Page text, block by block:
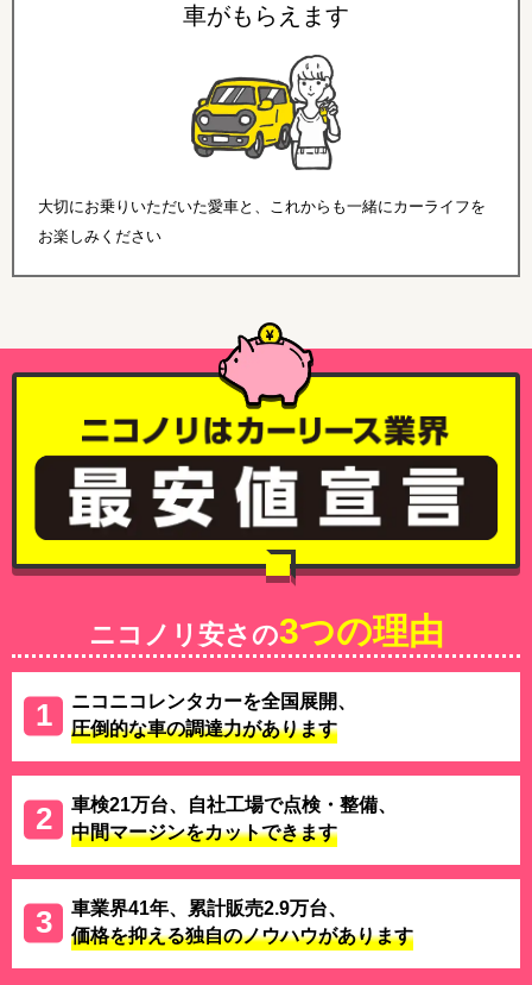
車がもらえます
大切にお乗りいただいた愛車と、これからも一緒にカーライフを
お楽しみください
ニコノリ安さの3つの理由
ニコニコレンタカーを全国展開、
圧倒的な車の調達力があります
車検21万台、自社工場で点検・整備、
中間マージンをカットできます
車業界41年、累計販売2.9万台、
価格を抑える独自のノウハウがあります